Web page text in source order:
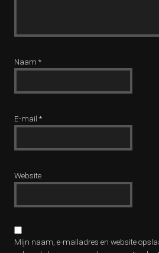
Naam *
E-mail *
Website
Mijn naam, e-mailadres en website